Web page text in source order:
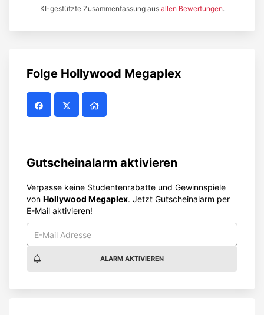
KI-gestützte Zusammenfassung aus allen Bewertungen.
Folge Hollywood Megaplex
Gutscheinalarm aktivieren
Verpasse keine Studentenrabatte und Gewinnspiele
von Hollywood Megaplex. Jetzt Gutscheinalarm per
E-Mail aktivieren!
ALARM AKTIVIEREN